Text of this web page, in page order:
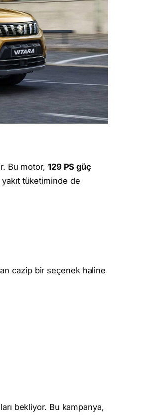
Bu motor, 129 PS güç
yakıt tüketiminde de
cazip bir seçenek haline
bekliyor. Bu kampanya,